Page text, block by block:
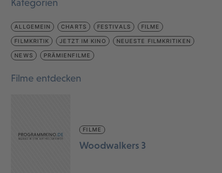
Kategorien
ALLGEMEIN CHARTS FESTIVALS FILME
FILMKRITIK JETZT IM KINO NEUESTE FILMKRITIKEN
NEWS PRÄMIENFILME
Filme entdecken
FILME
Woodwalkers 3